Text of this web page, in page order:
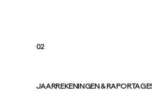
02
JAARREKENINGEN &